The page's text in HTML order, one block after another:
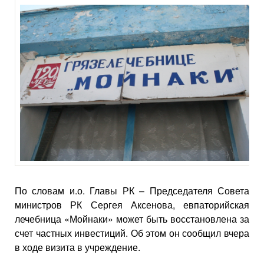
По словам и.о. Главы РК – Председателя Совета
министров РК Сергея Аксенова, евпаторийская
лечебница «Мойнаки» может быть восстановлена за
счет частных инвестиций. Об этом он сообщил вчера
в ходе визита в учреждение.